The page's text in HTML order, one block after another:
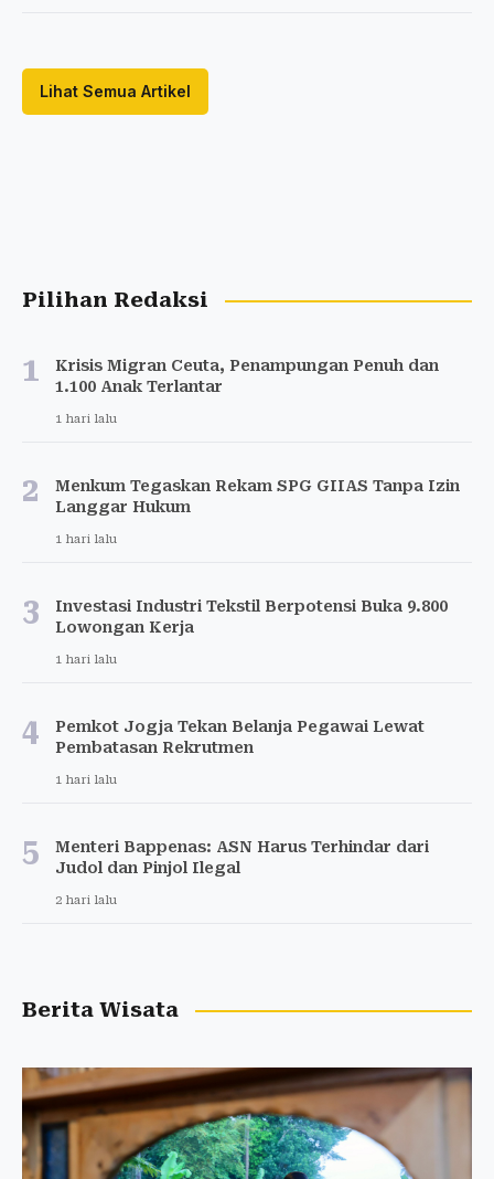
Lihat Semua Artikel
Pilihan Redaksi
1
Krisis Migran Ceuta, Penampungan Penuh dan
1.100 Anak Terlantar
1 hari lalu
2
Menkum Tegaskan Rekam SPG GIIAS Tanpa Izin
Langgar Hukum
1 hari lalu
3
Investasi Industri Tekstil Berpotensi Buka 9.800
Lowongan Kerja
1 hari lalu
4
Pemkot Jogja Tekan Belanja Pegawai Lewat
Pembatasan Rekrutmen
1 hari lalu
5
Menteri Bappenas: ASN Harus Terhindar dari
Judol dan Pinjol Ilegal
2 hari lalu
Berita Wisata